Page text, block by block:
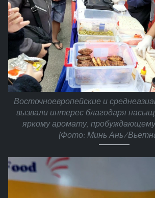
Восточноевропейские и
вызвали интерес благодаря
яркому аромату, пробуждающему
(Фото: Минь Ань/